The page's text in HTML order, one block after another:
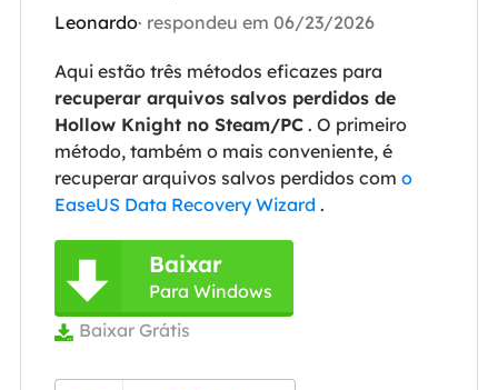
Leonardo· respondeu em 06/23/2026
Aqui estão três métodos eficazes para
recuperar arquivos salvos perdidos de
Hollow Knight no Steam/PC. O primeiro
método, também o mais conveniente, é
recuperar arquivos salvos perdidos com o
EaseUS Data Recovery Wizard .
 Baixar
Para Windows
 Baixar Grátis